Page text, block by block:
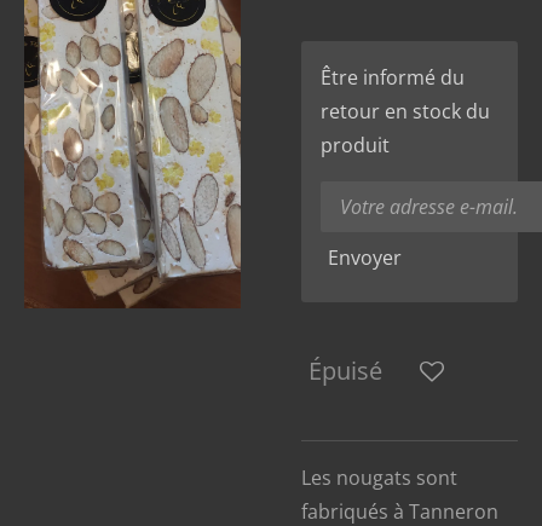
Être informé du
retour en stock du
produit
Envoyer
Épuisé
Les nougats sont
fabriqués à Tanneron